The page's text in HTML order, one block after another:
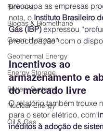
Biomass
Biogas & Biomethane
Green Hydrogen
Geothermal Energy
Energy Storage
Battery Systems
Nuclear Energy
Oil & Gas
preocupa as empresas
nota, o Instituto Brasileiro
Gás (IBP) expressou
preocupação” com o
Incentivos ao
armazenamento e
do mercado livre
O relatório também trouxe
para o setor elétrico, com
inéditos à adoção de